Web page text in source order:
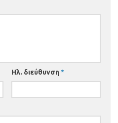
Ηλ. διεύθυνση *